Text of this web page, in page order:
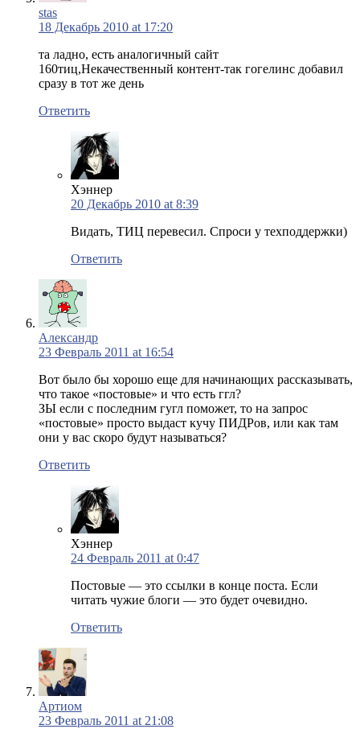
stas
18 Декабрь 2010 at 17:20
та ладно, есть аналогичный сайт
160тиц,Некачественный контент-так гогелинс добавил
сразу в тот же день
Ответить
Хэннер
20 Декабрь 2010 at 8:39
Видать, ТИЦ перевесил. Спроси у техподдержки)
Ответить
Александр
23 Февраль 2011 at 16:54
Вот было бы хорошо еще для начинающих рассказывать,
что такое «постовые» и что есть ггл?
ЗЫ если с последним гугл поможет, то на запрос
«постовые» просто выдаст кучу ПИДРов, или как там
они у вас скоро будут называться?
Ответить
Хэннер
24 Февраль 2011 at 0:47
Постовые — это ссылки в конце поста. Если
читать чужие блоги — это будет очевидно.
Ответить
Артиом
23 Февраль 2011 at 21:08